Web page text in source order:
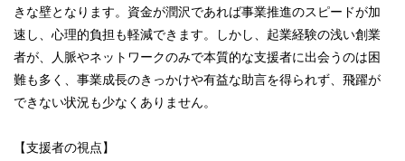
きな壁となります。資金が潤沢であれば事業推進のスピードが加
速し、心理的負担も軽減できます。しかし、起業経験の浅い創業
者が、人脈やネットワークのみで本質的な支援者に出会うのは困
難も多く、事業成長のきっかけや有益な助言を得られず、飛躍が
できない状況も少なくありません。
【支援者の視点】